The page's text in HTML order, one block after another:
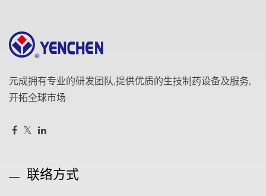
元成拥有专业的研发团队,提供优质的生技制药设备及服务,
开拓全球市场
联络方式